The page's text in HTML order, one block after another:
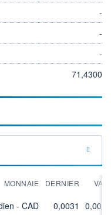
-
-
-
71,4300
MONNAIE DERNIER VAR
- CAD 0,0031 0,00%